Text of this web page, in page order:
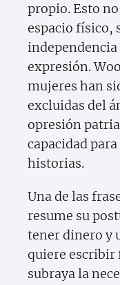
propio. Esto
espacio físico,
expresión.
mujeres han
excluidas del
opresión
capacidad
historias.
Una de las
resume su
tener dinero y
quiere
subraya la